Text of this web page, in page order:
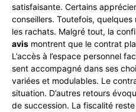
satisfaisante. Certains
conseillers. Toutefois,
les rachats. Malgré tout, la
avis montrent que le contrat
L’accès à l’espace personnel
sent accompagné dans ses
variées et modulables. Le
situation. D’autres retours
de succession. La fiscalité